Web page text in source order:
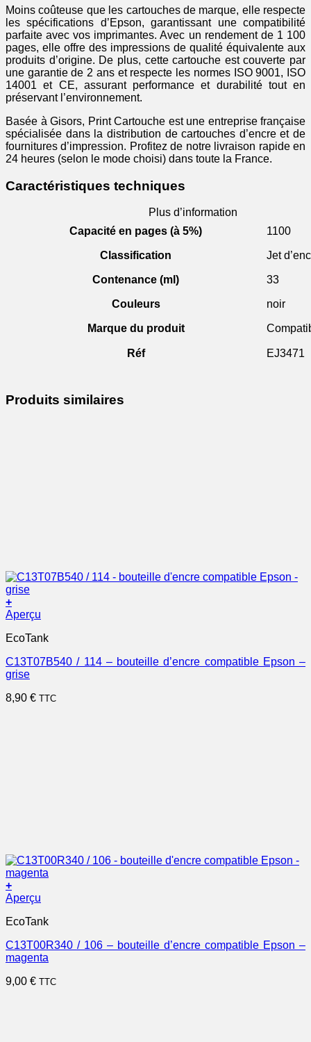
Moins coûteuse que les cartouches de marque, elle respecte
les spécifications d’Epson, garantissant une compatibilité
parfaite avec vos imprimantes. Avec un rendement de 1 100
pages, elle offre des impressions de qualité équivalente aux
produits d’origine. De plus, cette cartouche est couverte par
une garantie de 2 ans et respecte les normes ISO 9001, ISO
14001 et CE, assurant performance et durabilité tout en
préservant l’environnement.
Basée à Gisors, Print Cartouche est une entreprise française
spécialisée dans la distribution de cartouches d’encre et de
fournitures d’impression. Profitez de notre livraison rapide en
24 heures (selon le mode choisi) dans toute la France.
Caractéristiques techniques
Plus d’information
Capacité en pages (à 5%)
1100
Classification Jet
Contenance (ml) 33
Couleurs noir
Marque du produit
Réf EJ3471
Produits similaires
+
Aperçu
EcoTank
C13T07B540 / 114 – bouteille d’encre compatible Epson –
grise
8,90 € TTC
+
Aperçu
EcoTank
C13T00R340 / 106 – bouteille d’encre compatible Epson –
magenta
9,00 € TTC